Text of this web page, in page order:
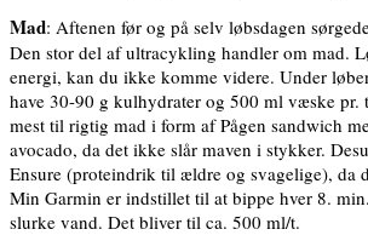
Mad: Aftenen før og på selv løbsdagen
Den stor del af ultracykling handler om mad.
energi, kan du ikke komme videre. Under
have 30-90 g kulhydrater og 500 ml væske pr.
mest til rigtig mad i form af Pågen sandwich
avocado, da det ikke slår maven i stykker.
Ensure (proteindrik til ældre og svagelige), da
Min Garmin er indstillet til at bippe hver 8.
slurke vand. Det bliver til ca. 500 ml/t.